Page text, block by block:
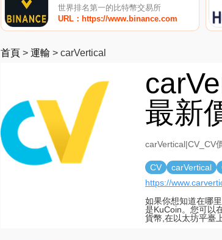
世界排名第一的比特幣交易所
URL：https://www.binance.com
首頁 > 運輸 > carVertical
最新
carVertical|CV_CV
CV carVertical
https://
如果你想知道在哪
是KuCoin。您可以
貨幣,在以太坊平臺